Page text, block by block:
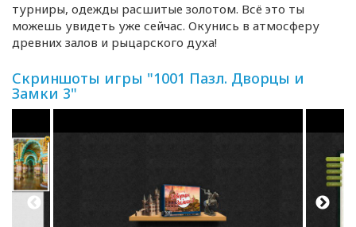
турниры, одежды расшитые золотом. Всё это ты
можешь увидеть уже сейчас. Окунись в атмосферу
древних залов и рыцарского духа!
Скриншоты игры "1001 Пазл. Дворцы и
Замки 3"